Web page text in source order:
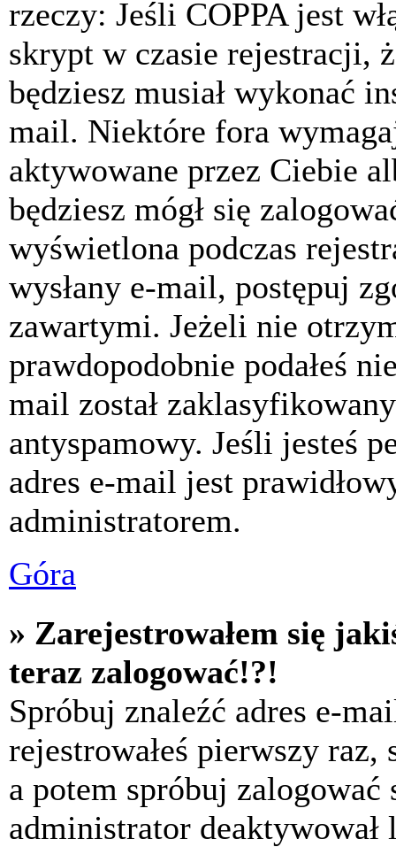
rzeczy: Jeśli COPPA jest
skrypt w czasie rejestracji,
będziesz musiał wykonać
mail. Niektóre fora
aktywowane przez Ciebie
będziesz mógł się
wyświetlona podczas
wysłany e-mail, postępuj
zawartymi. Jeżeli nie
prawdopodobnie podałeś
mail został
antyspamowy. Jeśli jesteś
adres e-mail jest
administratorem.
Góra
» Zarejestrowałem się
teraz zalogować!?!
Spróbuj znaleźć adres e-
rejestrowałeś pierwszy
a potem spróbuj
administrator deaktywował